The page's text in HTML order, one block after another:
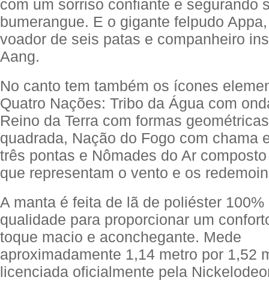
com um sorriso confiante e segurando
bumerangue. E o gigante felpudo
voador de seis patas e companheiro
Aang.
No canto tem também os ícones
Quatro Nações: Tribo da Água com
Reino da Terra com formas
quadrada, Nação do Fogo com chama
três pontas e Nômades do Ar
que representam o vento e os
A manta é feita de lã de poliéster 100%
qualidade para proporcionar um
toque macio e aconchegante. Mede
aproximadamente 1,14 metro por 1,52
licenciada oficialmente pela